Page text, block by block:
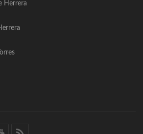
Herrera